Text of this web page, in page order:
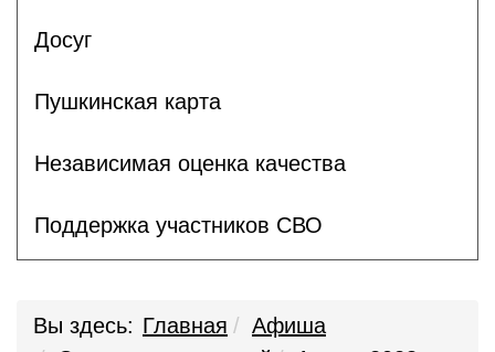
Досуг
Пушкинская карта
Независимая оценка качества
Поддержка участников СВО
Вы здесь: Главная
Афиша